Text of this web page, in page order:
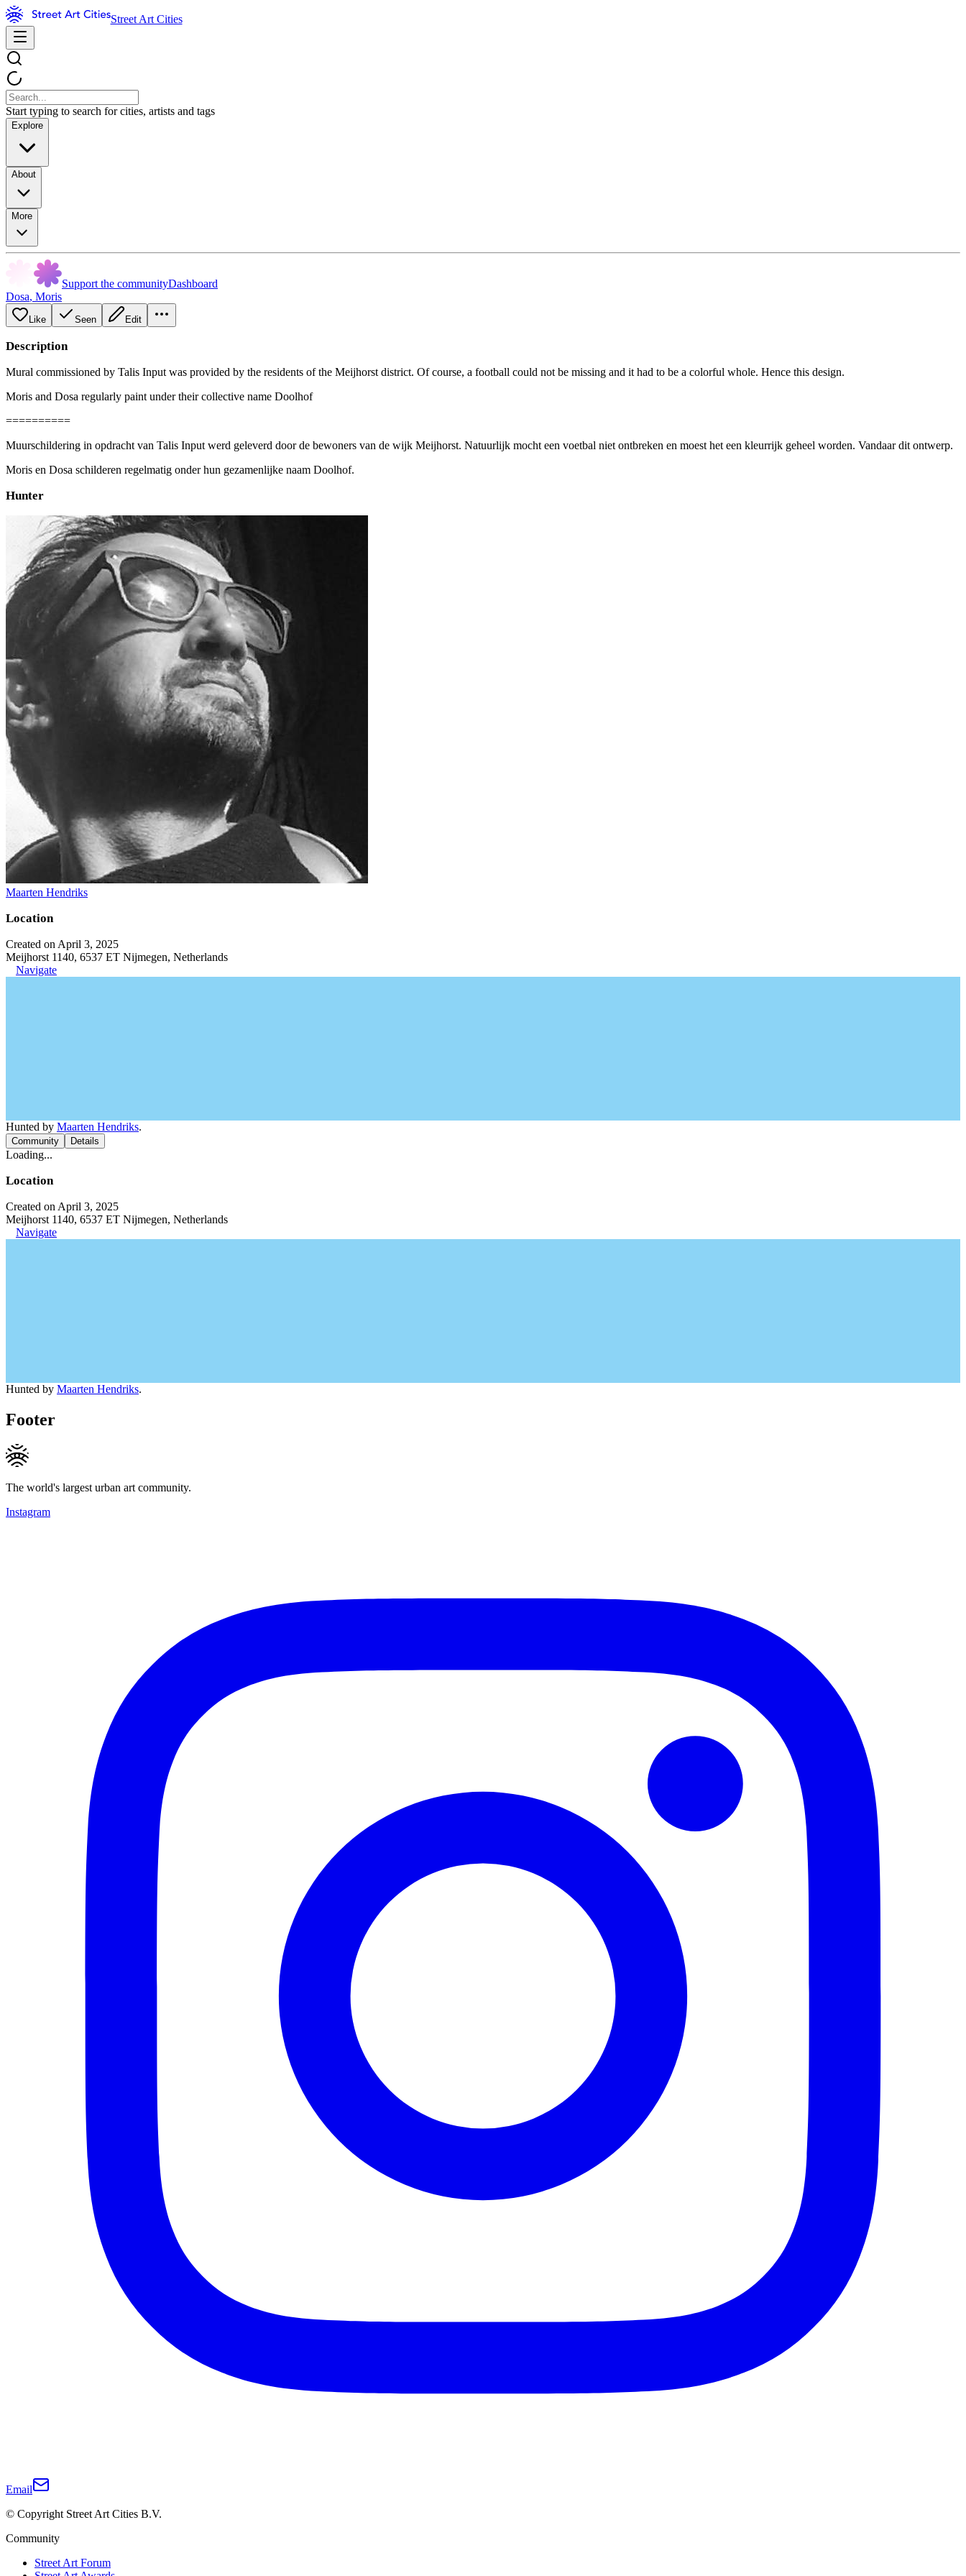
Street Art Cities
Start typing to search for cities, artists and tags
Explore
About
More
Support the communityDashboard
Dosa, Moris
Like Seen Edit
Description
Mural commissioned by Talis Input was provided by the residents of the Meijhorst district. Of course, a football could not be missing and it had to be a colorful whole. Hence this design.
Moris and Dosa regularly paint under their collective name Doolhof
==========
Muurschildering in opdracht van Talis Input werd geleverd door de bewoners van de wijk Meijhorst. Natuurlijk mocht een voetbal niet ontbreken en moest het een kleurrijk geheel worden. Vandaar dit ontwerp.
Moris en Dosa schilderen regelmatig onder hun gezamenlijke naam Doolhof.
Hunter
Maarten Hendriks
Location
Created on April 3, 2025
Meijhorst 1140, 6537 ET Nijmegen, Netherlands
Navigate
Hunted by Maarten Hendriks.
Community Details
Loading...
Location
Created on April 3, 2025
Meijhorst 1140, 6537 ET Nijmegen, Netherlands
Navigate
Hunted by Maarten Hendriks.
Footer
The world's largest urban art community.
Instagram
Email
© Copyright Street Art Cities B.V.
Community
Street Art Forum